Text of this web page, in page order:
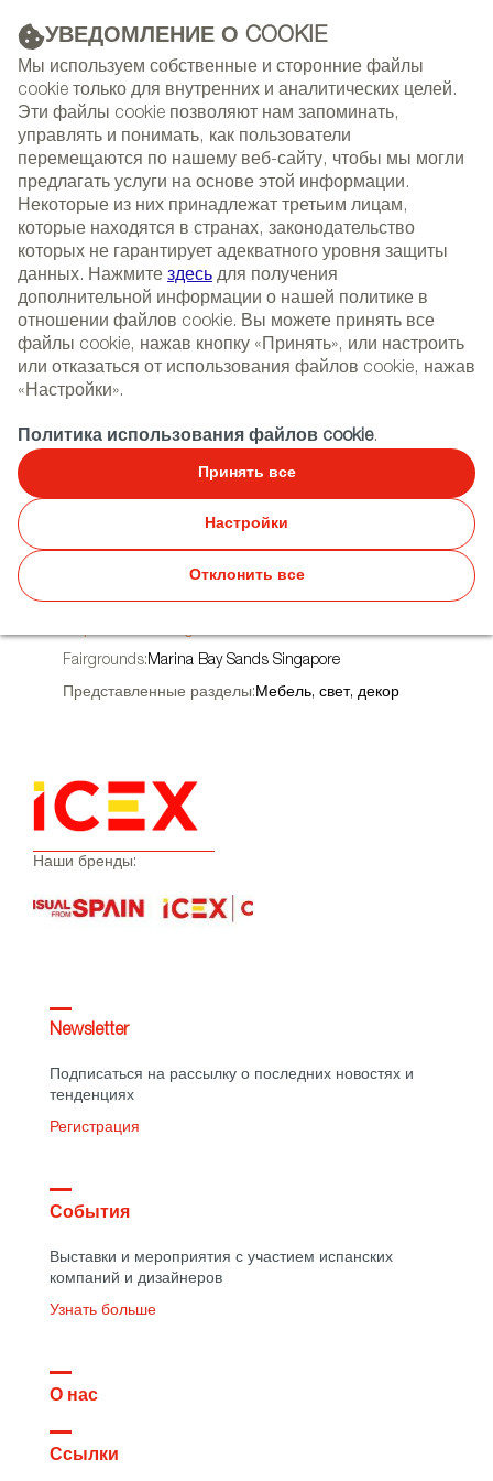
УВЕДОМЛЕНИЕ О COOKIE
Мы используем собственные и сторонние файлы
cookie только для внутренних и аналитических целей.
Эти файлы cookie позволяют нам запоминать,
управлять и понимать, как пользователи
перемещаются по нашему веб-сайту, чтобы мы могли
предлагать услуги на основе этой информации.
Некоторые из них принадлежат третьим лицам,
которые находятся в странах, законодательство
которых не гарантирует адекватного уровня защиты
данных. Нажмите здесь для получения
дополнительной информации о нашей политике в
отношении файлов cookie. Вы можете принять все
файлы cookie, нажав кнопку «Принять», или настроить
или отказаться от использования файлов cookie, нажав
«Настройки».
Политика использования файлов cookie.
Принять все
Настройки
Отклонить все
РЕКЛАМА
(+34) 913 497 100 |
NEWSLETTER
СОБЫТИЯ
Select
language
ГЛАВНАЯ СОБЫТИЯ ВЫСТАВКИ
FIND DESIGN FAIR ASIA
C 21.09.2023 ПО 23.09.2023
Сингапур-Сингапур
Fairgrounds:Marina Bay Sands Singapore
Представленные разделы:Мебель, свет, декор
Наши бренды:
Newsletter
Подписаться на рассылку о последних новостях и
тенденциях
Регистрация
События
Выставки и мероприятия с участием испанских
компаний и дизайнеров
Узнать больше
О нас
Ссылки